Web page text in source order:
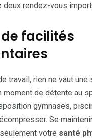
deux rendez-vous
facilités
travail, rien ne vaut une
moment de détente au
gymnases,
Se
votre santé